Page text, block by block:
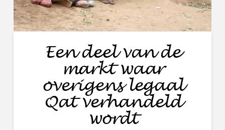
Een deel van de
markt waar
overigens legaal
Qat verhandeld
wordt